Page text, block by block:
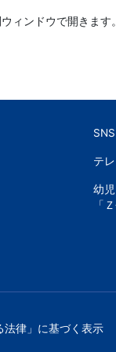
ィンドウで開きます。
テ
幼
「
法律」に基づく表示